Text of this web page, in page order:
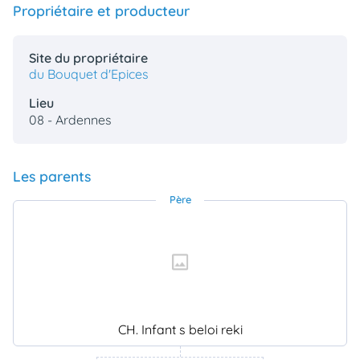
Propriétaire et producteur
Site du propriétaire
du Bouquet d'Epices
Lieu
08 - Ardennes
Les parents
Père
CH. Infant s beloi reki